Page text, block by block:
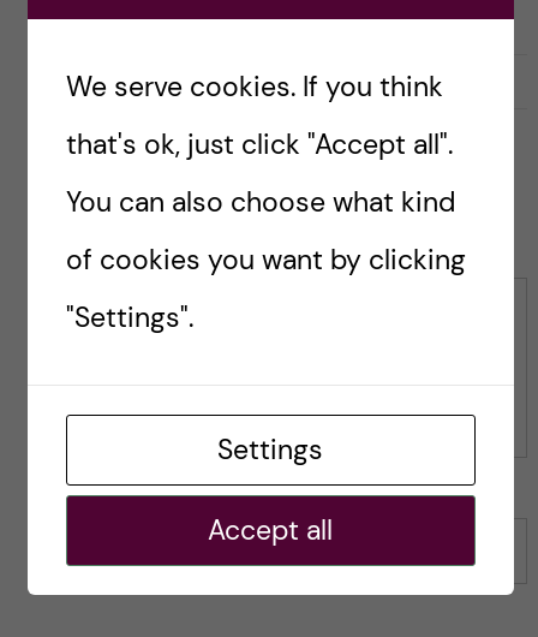
0
L
k
t
i
p
o
Like 0l
k
s
h
Leave a Comment
Comment
We serve cookies. If you think
that's ok, just click "Accept all".
You can also choose what kind
of cookies you want by clicking
"Settings".
Settings
Accept all